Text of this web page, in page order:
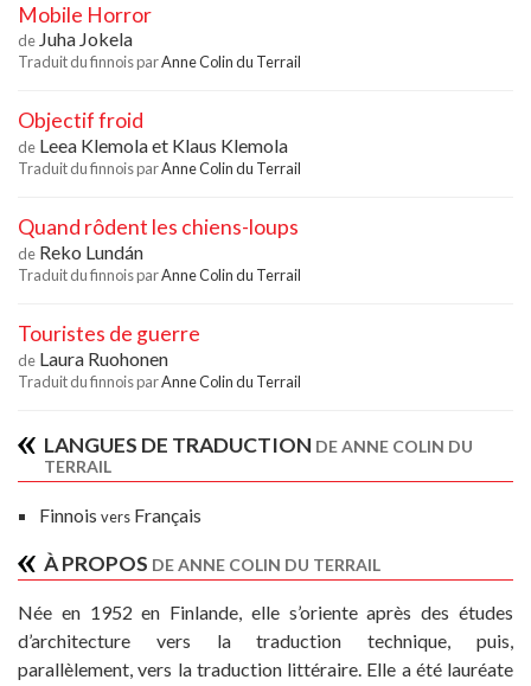
Mobile Horror
de Juha Jokela
Traduit du finnois parAnne Colin du Terrail
Objectif froid
de Leea Klemolaet Klaus Klemola
Traduit du finnois parAnne Colin du Terrail
Quand rôdent les chiens-loups
de Reko Lundán
Traduit du finnois parAnne Colin du Terrail
Touristes de guerre
de Laura Ruohonen
Traduit du finnois parAnne Colin du Terrail
LANGUES DE TRADUCTION DE ANNE COLIN DU
TERRAIL
Finnois versFrançais
À PROPOS DE ANNE COLIN DU TERRAIL
Née en 1952 en Finlande, elle s’oriente après des études
d’architecture vers la traduction technique, puis,
parallèlement, vers la traduction littéraire. Elle a été lauréate